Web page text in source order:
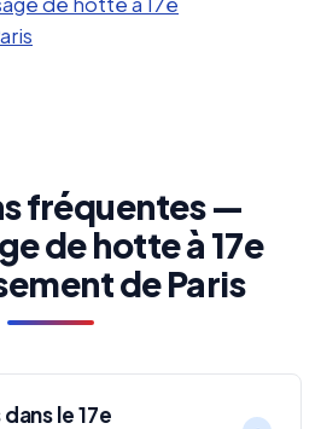
fréquentes —
de hotte à 17e
de Paris
le 17e